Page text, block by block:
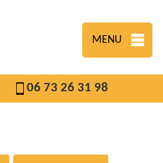
MENU
06 73 26 31 98